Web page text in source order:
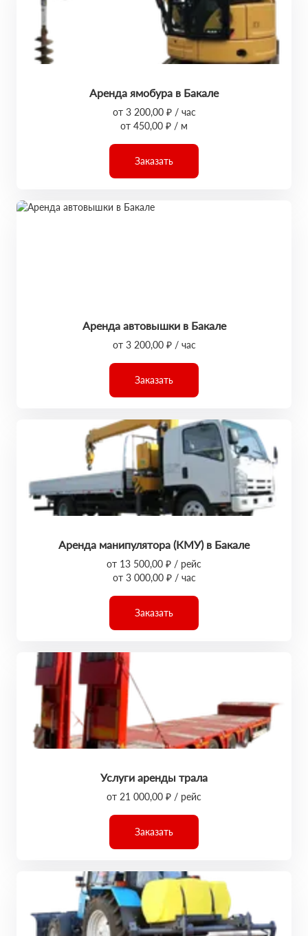
Аренда ямобура в Бакале
от 3 200,00 ₽ / час
от 450,00 ₽ / м
Заказать
Аренда автовышки в Бакале
от 3 200,00 ₽ / час
Заказать
Аренда манипулятора (КМУ) в Бакале
от 13 500,00 ₽ / рейс
от 3 000,00 ₽ / час
Заказать
Услуги аренды трала
от 21 000,00 ₽ / рейс
Заказать